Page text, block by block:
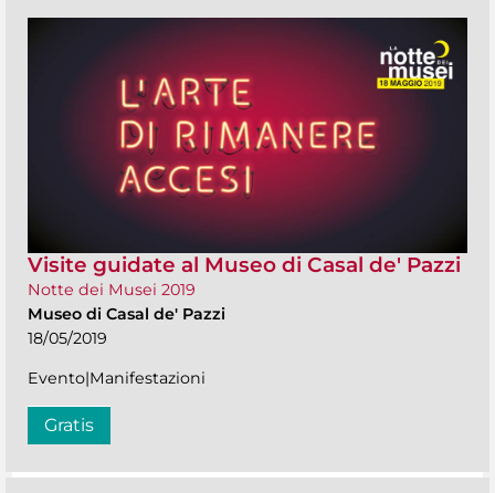
Visite guidate al Museo di Casal de' Pazzi
Notte dei Musei 2019
Museo di Casal de' Pazzi
18/05/2019
Evento|Manifestazioni
Gratis